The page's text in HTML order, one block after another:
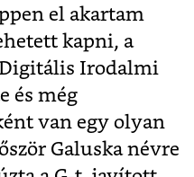
el akartam
kapni, a
Irodalmi
és még
van egy olyan
Galuska névre